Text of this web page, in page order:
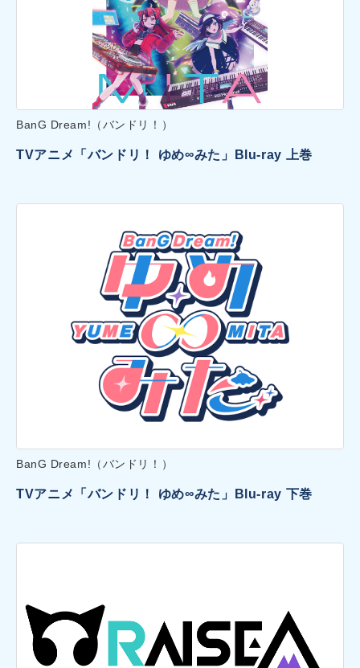
BanG Dream!（バンドリ！）
TVアニメ「バンドリ！ ゆめ∞みた」Blu-ray 上巻
BanG Dream!（バンドリ！）
TVアニメ「バンドリ！ ゆめ∞みた」Blu-ray 下巻